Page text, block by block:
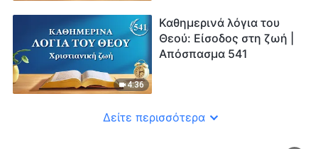
4:36
Καθημερινά λόγια του
Θεού: Είσοδος στη ζωή |
Απόσπασμα 541
Δείτε περισσότερα